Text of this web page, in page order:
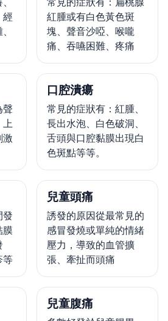
經
紅腫或有白色黃色斑
塊、聲音沙啞、喉嚨
痛、吞嚥困難、疼痛
聲
激
口腔潰瘍
常見的症狀有：紅腫、
長出水泡、白色破洞、
舌頭與口腔黏膜出現白
色斑點等等。
發
膜
等
兒童頭痛
誘發的原因從最常見的
感冒發燒或單純的情緒
壓力，導致的血管擴
張、牽扯而頭痛
兒童腹痛